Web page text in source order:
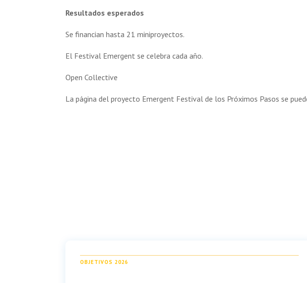
Resultados esperados
Se financian hasta 21 miniproyectos.
El Festival Emergent se celebra cada año.
Open Collective
La página del proyecto Emergent Festival de los Próximos Pasos se
OBJETIVOS 2026